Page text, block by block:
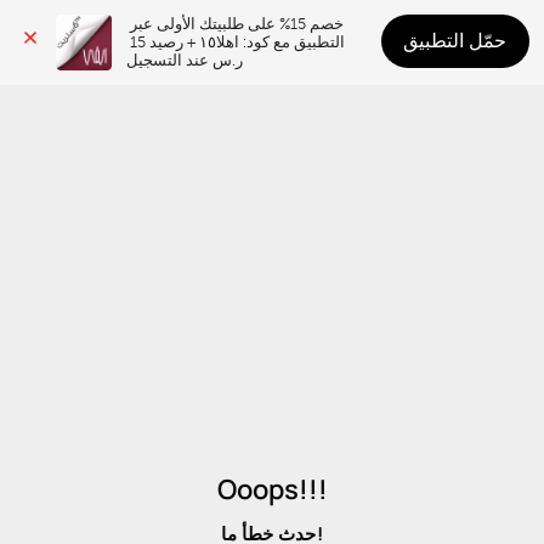
ر.س عند التسجيل
حمّل التطبيق
Ooops!!!
حدث خطأ ما!